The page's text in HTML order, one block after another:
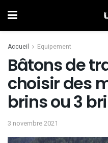
Accueil Equipement
Bâtons de
choisir des
brins ou 3
3 novembre 2021